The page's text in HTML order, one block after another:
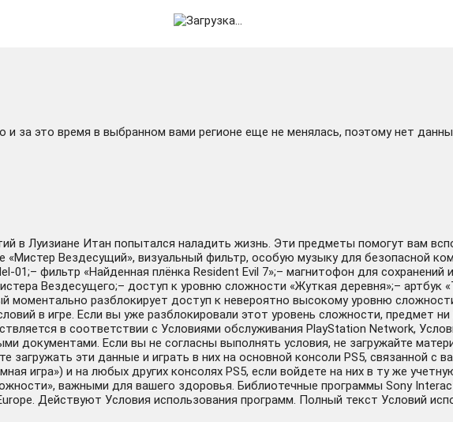
за это время в выбранном вами регионе еще не менялась, поэтому нет
в Луизиане Итан попытался наладить жизнь. Эти предметы помогут вам
«Мистер Вездесущий», визуальный фильтр, особую музыку для безопасной
01;– фильтр «Найденная плёнка Resident Evil 7»;– магнитофон для сохранений
Вездесущего;– доступ к уровню сложности «Жуткая деревня»;– артбук
моментально разблокирует доступ к невероятно высокому уровню
в игре. Если вы уже разблокировали этот уровень сложности, предмет
в соответствии с Условиями обслуживания PlayStation Network,
документами. Если вы не согласны выполнять условия, не загружайте
загружать эти данные и играть в них на основной консоли PS5, связанной с
игра») и на любых других консолях PS5, если войдете на них в ту же
важными для вашего здоровья. Библиотечные программы Sony
Действуют Условия использования программ. Полный текст Условий